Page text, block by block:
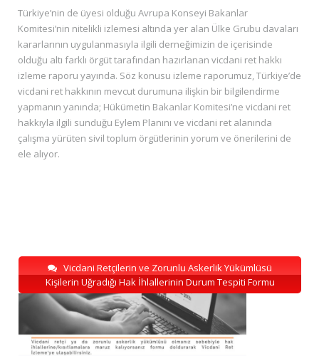
Türkiye’nin de üyesi olduğu Avrupa Konseyi Bakanlar
Komitesi’nin nitelikli izlemesi altında yer alan Ülke Grubu davaları
kararlarının uygulanmasıyla ilgili derneğimizin de içerisinde
olduğu altı farklı örgüt tarafından hazırlanan vicdani ret hakkı
izleme raporu yayında. Söz konusu izleme raporumuz, Türkiye’de
vicdani ret hakkının mevcut durumuna ilişkin bir bilgilendirme
yapmanın yanında; Hükümetin Bakanlar Komitesi’ne vicdani ret
hakkıyla ilgili sunduğu Eylem Planını ve vicdani ret alanında
çalışma yürüten sivil toplum örgütlerinin yorum ve önerilerini de
ele alıyor.
Vicdani Retçilerin ve Zorunlu Askerlik Yükümlüsü
Kişilerin Uğradığı Hak İhlallerinin Durum Tespiti Formu